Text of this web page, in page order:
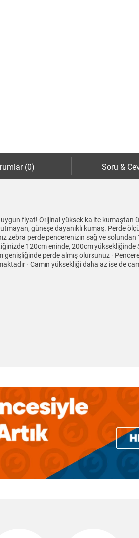
(0) Soru &
fiyat! Orijinal yüksek kalite kumaştan
güneşe dayanıklı kumaş. Perde
zebra perde pencerenizin sağ ve
120cm eninde, 200cm
genişliğinde perde almış olursunuz ·
· Camın yüksekliği daha az ise de